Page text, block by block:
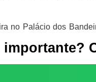
no Palácio dos